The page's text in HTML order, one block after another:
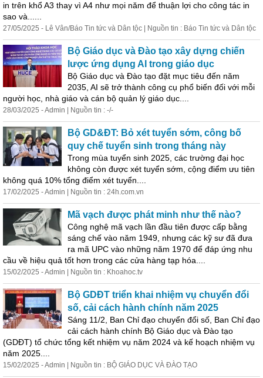
in trên khổ A3 thay vì A4 như mọi năm để thuận lợi cho công tác in
sao và......
27/05/2025 - Lê Vân/Báo Tin tức và Dân tộc | Nguồn tin : Báo Tin tức và Dân tộc
Bộ Giáo dục và Đào tạo xây dựng chiến
lược ứng dụng AI trong giáo dục
Bộ Giáo dục và Đào tạo đặt mục tiêu đến năm
2035, AI sẽ trở thành công cụ phổ biến đối với mỗi
người học , nhà giáo và cán bộ quản lý giáo dục....
28/03/2025 - Admin | Nguồn tin : -/-
Bộ GD&ĐT: Bỏ xét tuyển sớm, công bố
quy chế tuyển sinh trong tháng này
Trong mùa tuyển sinh 2025, các trường đại học
không còn được xét tuyển sớm, cộng điểm ưu tiên
không quá 10% tổng điểm xét tuyển....
17/02/2025 - Admin | Nguồn tin : 24h.com.vn
Mã vạch được phát minh như thế nào?
Công nghệ mã vạch lần đầu tiên được cấp bằng
sáng chế vào năm 1949, nhưng các kỹ sư đã đưa
ra mã UPC vào những năm 1970 để đáp ứng nhu
cầu về hiệu quả tốt hơn trong các cửa hàng tạp hóa....
15/02/2025 - Admin | Nguồn tin : Khoahoc.tv
Bộ GDĐT triển khai nhiệm vụ chuyển đổi
số, cải cách hành chính năm 2025
Sáng 11/2, Ban Chỉ đạo chuyển đổi số, Ban Chỉ đạo
cải cách hành chính Bộ Giáo dục và Đào tạo
(GDĐT) tổ chức tổng kết nhiệm vụ năm 2024 và kế hoạch nhiệm vụ
năm 2025....
15/02/2025 - Admin | Nguồn tin : BỘ GIÁO DỤC VÀ ĐÀO TẠO